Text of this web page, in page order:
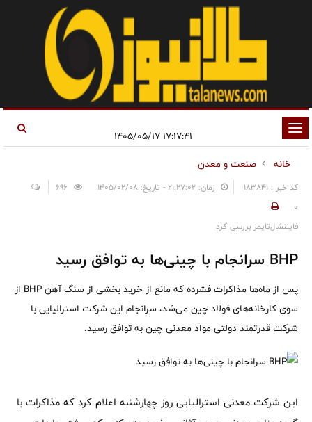
تغییر
وضعیت
ناوبری
خانه
صنعت و معدن
کد خبر : 183841 زمان: ۲۱:۲۷:۰۲ - تاریخ: ۱۴۰۵/۰۲/۰۸
0
فایننشال‌تایمز بررسی کرد
BHP سرانجام با چینی‌ها به توافق رسید
پس از ماه‌ها مذاکرات فشرده که مانع از خرید بخشی از سنگ آهن BHP از
سوی کارخانه‌های فولاد چین می‌شد، سرانجام این شرکت استرالیایی با
شرکت قدرتمند دولتی مواد معدنی چین به توافق رسید.
این شرکت معدنی استرالیایی روز چهارشنبه اعلام کرد که مذاکرات با